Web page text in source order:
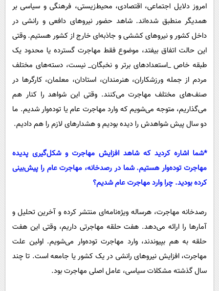
امروز دلایل اجتماعی، اقتصادی، محیط‌زیستی، فرهنگی و سیاسی بر
همدیگر منطبق شده‌اند. شاهد حضور نیرو‌های دافعی و رانشی در
داخل کشور و نیرو‌های کششی و جاذبه‌ای خارج از کشور هستیم. وقتی
این حالت اتفاق بیفتد، موضوع فقط مهاجرت گسترده یا محدود یک
طبقه خاص _استعداد‌های برتر و نخبگان_ نیست، دسته‌های مختلف
مردم از جمله ورزشکاران، هنرمندان، استادان، معلمان، کارگر‌ها در
صنف‌های مختلف مهاجرت می‌کنند. وقتی این شواهد را کنار هم
می‌گذاریم، متوجه می‌شویم که وارد مهاجرت عام یا توده‌وار شدیم. ما
دو سال پیش شواهدش را دیده بودیم و هشدار‌های لازم را هم دادیم.
‌*شما اشاره کردید که شاهد افزایش مهاجرت و شکل‌گیری پدیده
مهاجرت توده‌وار هستیم. شما در رصد‌خانه، مهاجرت عام را پیش‌بینی
کرده بودید. چرا وارد مهاجرت عام شدیم؟
رصدخانه مهاجرت، هرساله ویژه‌نامه‌ای منتشر کرده و آخرین تحلیل و
آمار‌ها را ارائه می‌دهد. هفت حلقه مهاجرتی داریم، وقتی این هفت
حلقه به هم بپیوندند، وارد مهاجرت توده‌وار می‌شویم. اولین علت
مهاجرت، افزایش نیرو‌های رانشی در یک کشور یا جامعه است. تا چند
سال گذشته مشکلات سیاسی، عامل اصلی مهاجرت بود.